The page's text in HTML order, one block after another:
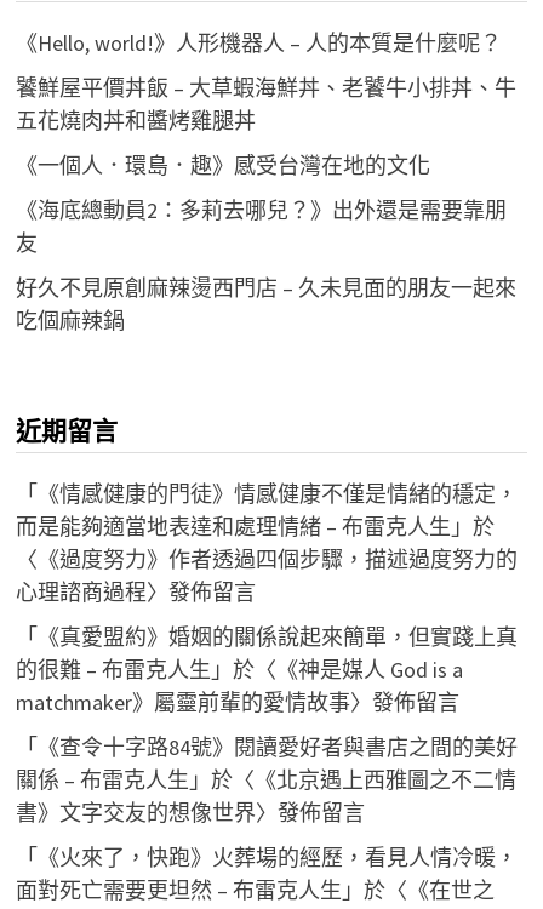
《Hello, world!》人形機器人 – 人的本質是什麼呢？
饕鮮屋平價丼飯 – 大草蝦海鮮丼、老饕牛小排丼、牛
五花燒肉丼和醬烤雞腿丼
《一個人．環島．趣》感受台灣在地的文化
《海底總動員2：多莉去哪兒？》出外還是需要靠朋
友
好久不見原創麻辣燙西門店 – 久未見面的朋友一起來
吃個麻辣鍋
近期留言
「 《情感健康的門徒》情感健康不僅是情緒的穩定，
而是能夠適當地表達和處理情緒 – 布雷克人生 」於
〈 《過度努力》作者透過四個步驟，描述過度努力的
心理諮商過程〉發佈留言
「 《真愛盟約》婚姻的關係說起來簡單，但實踐上真
的很難 – 布雷克人生 」於〈 《神是媒人 God is a
matchmaker》屬靈前輩的愛情故事〉發佈留言
「 《查令十字路84號》閱讀愛好者與書店之間的美好
關係 – 布雷克人生 」於〈 《北京遇上西雅圖之不二情
書》文字交友的想像世界〉發佈留言
「 《火來了，快跑》火葬場的經歷，看見人情冷暖，
面對死亡需要更坦然 – 布雷克人生 」於〈 《在世之